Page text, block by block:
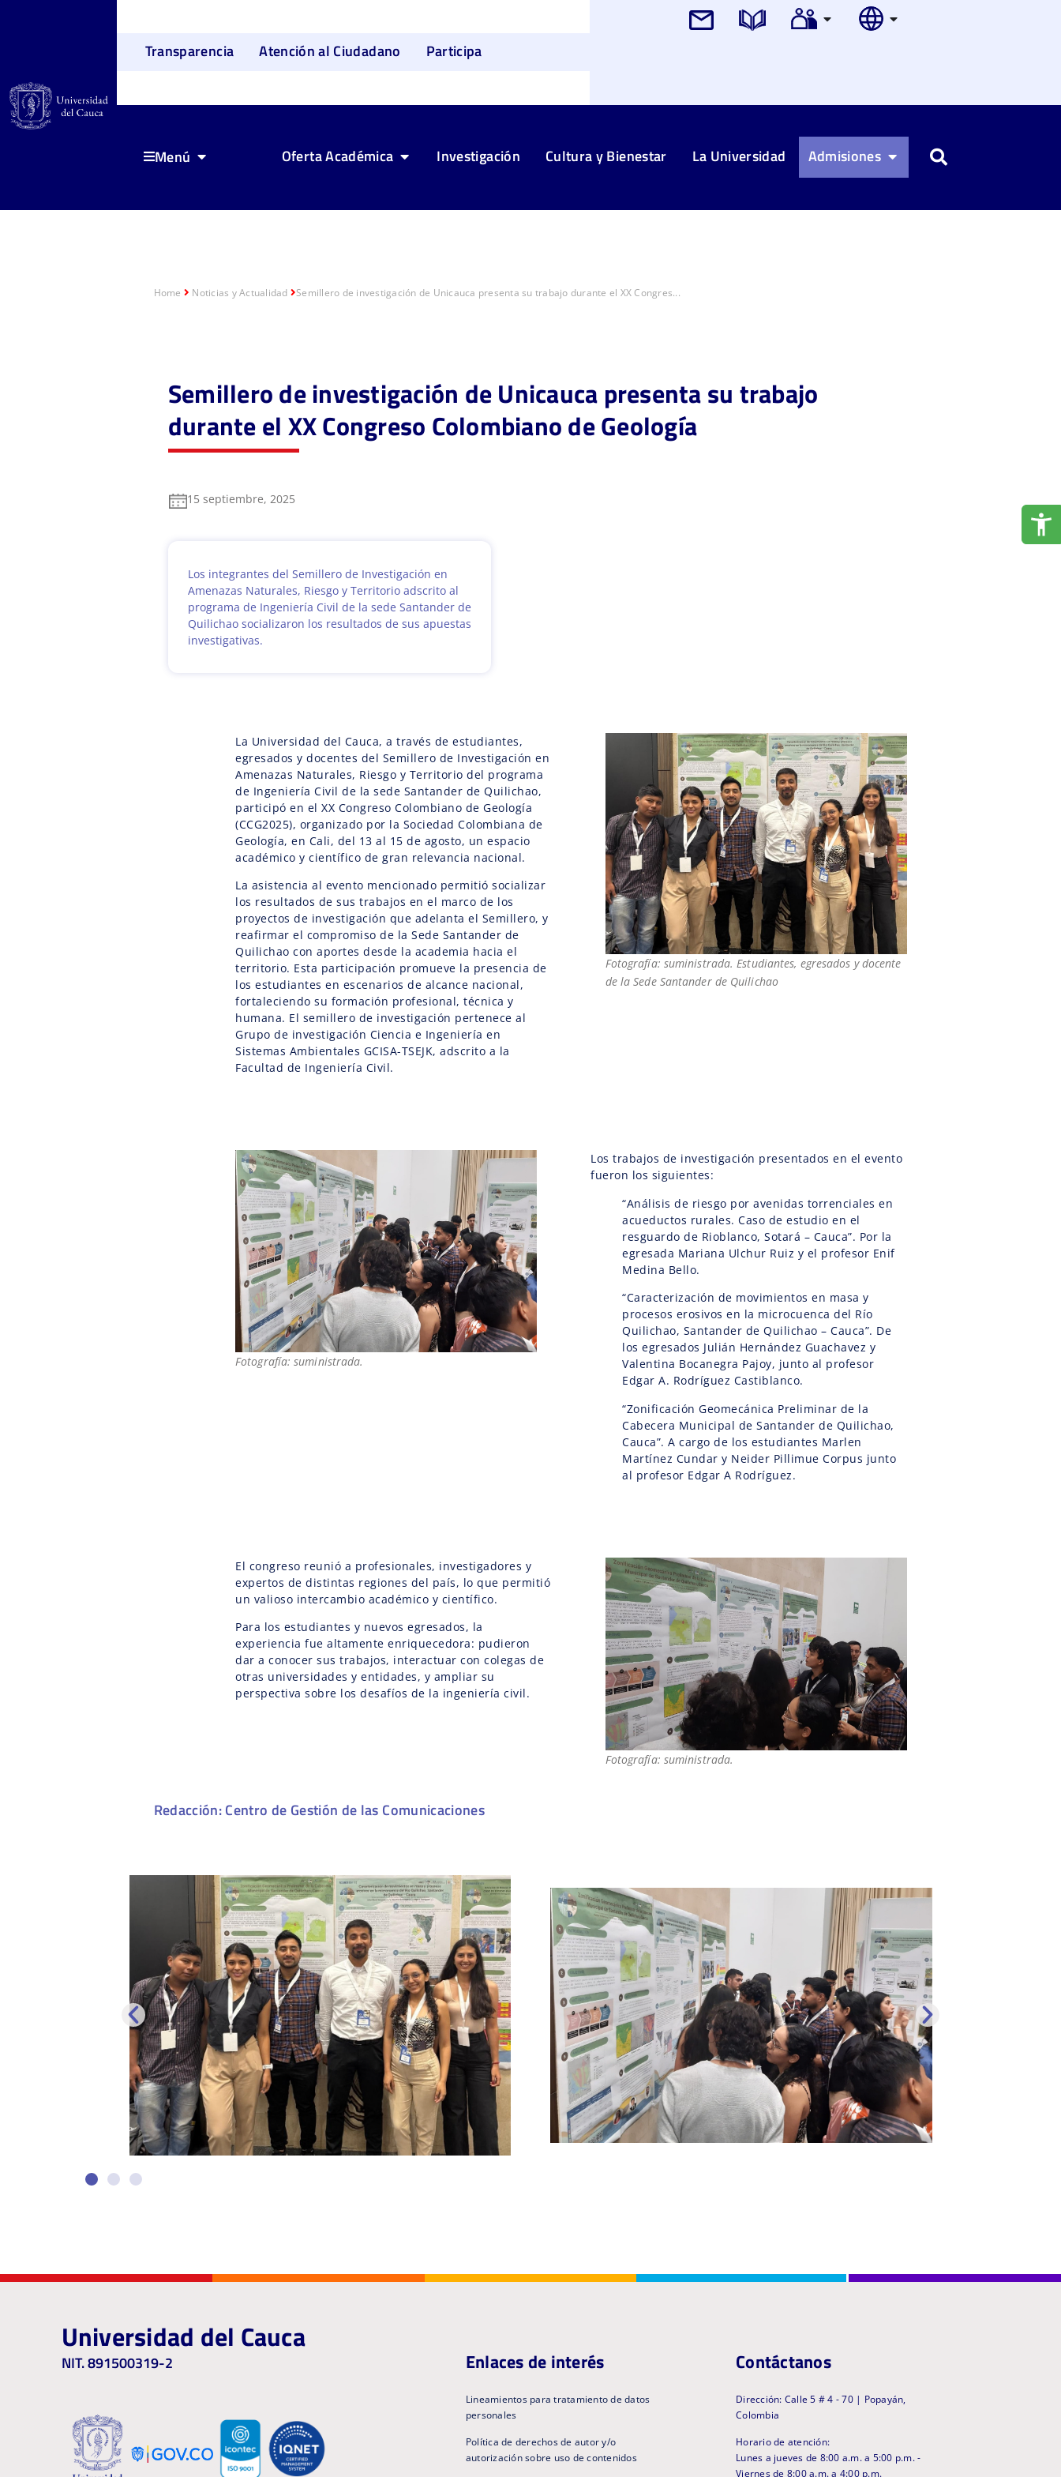
Transparencia Atención al Ciudadano Participa
Menú Oferta Académica Investigación Cultura y Bienestar La Universidad Admisiones Buscar
Home Noticias y Actualidad Semillero de investigación de Unicauca presenta su trabajo durante el XX Congres...
Semillero de investigación de Unicauca presenta su trabajo
durante el XX Congreso Colombiano de Geología
15 septiembre, 2025
Los integrantes del Semillero de Investigación en
Amenazas Naturales, Riesgo y Territorio adscrito al
programa de Ingeniería Civil de la sede Santander de
Quilichao socializaron los resultados de sus apuestas
investigativas.
La Universidad del Cauca, a través de estudiantes,
egresados y docentes del Semillero de Investigación en
Amenazas Naturales, Riesgo y Territorio del programa
de Ingeniería Civil de la sede Santander de Quilichao,
participó en el XX Congreso Colombiano de Geología
(CCG2025), organizado por la Sociedad Colombiana de
Geología, en Cali, del 13 al 15 de agosto, un espacio
académico y científico de gran relevancia nacional.
La asistencia al evento mencionado permitió socializar
los resultados de sus trabajos en el marco de los
proyectos de investigación que adelanta el Semillero, y
reafirmar el compromiso de la Sede Santander de
Quilichao con aportes desde la academia hacia el
territorio. Esta participación promueve la presencia de
los estudiantes en escenarios de alcance nacional,
fortaleciendo su formación profesional, técnica y
humana. El semillero de investigación pertenece al
Grupo de investigación Ciencia e Ingeniería en
Sistemas Ambientales GCISA-TSEJK, adscrito a la
Facultad de Ingeniería Civil.
Fotografía: suministrada. Estudiantes, egresados y docente
de la Sede Santander de Quilichao
Fotografía: suministrada.
Los trabajos de investigación presentados en el evento
fueron los siguientes:
“Análisis de riesgo por avenidas torrenciales en
acueductos rurales. Caso de estudio en el
resguardo de Rioblanco, Sotará – Cauca”. Por la
egresada Mariana Ulchur Ruiz y el profesor Enif
Medina Bello.
“Caracterización de movimientos en masa y
procesos erosivos en la microcuenca del Río
Quilichao, Santander de Quilichao – Cauca”. De
los egresados Julián Hernández Guachavez y
Valentina Bocanegra Pajoy, junto al profesor
Edgar A. Rodríguez Castiblanco.
“Zonificación Geomecánica Preliminar de la
Cabecera Municipal de Santander de Quilichao,
Cauca”. A cargo de los estudiantes Marlen
Martínez Cundar y Neider Pillimue Corpus junto
al profesor Edgar A Rodríguez.
El congreso reunió a profesionales, investigadores y
expertos de distintas regiones del país, lo que permitió
un valioso intercambio académico y científico.
Para los estudiantes y nuevos egresados, la
experiencia fue altamente enriquecedora: pudieron
dar a conocer sus trabajos, interactuar con colegas de
otras universidades y entidades, y ampliar su
perspectiva sobre los desafíos de la ingeniería civil.
Fotografía: suministrada.
Redacción: Centro de Gestión de las Comunicaciones
Universidad del Cauca
NIT. 891500319-2 Enlaces de interés
Lineamientos para tratamiento de datos
personales
Política de derechos de autor y/o
autorización sobre uso de contenidos
Contáctanos
Dirección: Calle 5 # 4 - 70 | Popayán,
Colombia
Horario de atención:
Lunes a jueves de 8:00 a.m. a 5:00 p.m. -
Viernes de 8:00 a.m. a 4:00 p.m.